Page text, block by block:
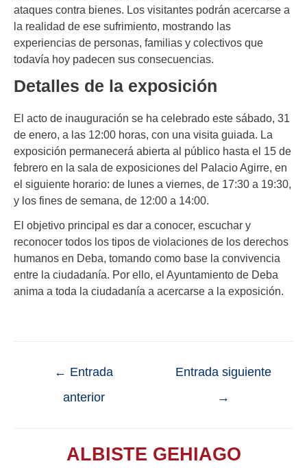
ataques contra bienes. Los visitantes podrán acercarse a
la realidad de ese sufrimiento, mostrando las
experiencias de personas, familias y colectivos que
todavía hoy padecen sus consecuencias.
Detalles de la exposición
El acto de inauguración se ha celebrado este sábado, 31
de enero, a las 12:00 horas, con una visita guiada. La
exposición permanecerá abierta al público hasta el 15 de
febrero en la sala de exposiciones del Palacio Agirre, en
el siguiente horario: de lunes a viernes, de 17:30 a 19:30,
y los fines de semana, de 12:00 a 14:00.
El objetivo principal es dar a conocer, escuchar y
reconocer todos los tipos de violaciones de los derechos
humanos en Deba, tomando como base la convivencia
entre la ciudadanía. Por ello, el Ayuntamiento de Deba
anima a toda la ciudadanía a acercarse a la exposición.
← Entrada
anterior
Entrada siguiente
→
ALBISTE GEHIAGO